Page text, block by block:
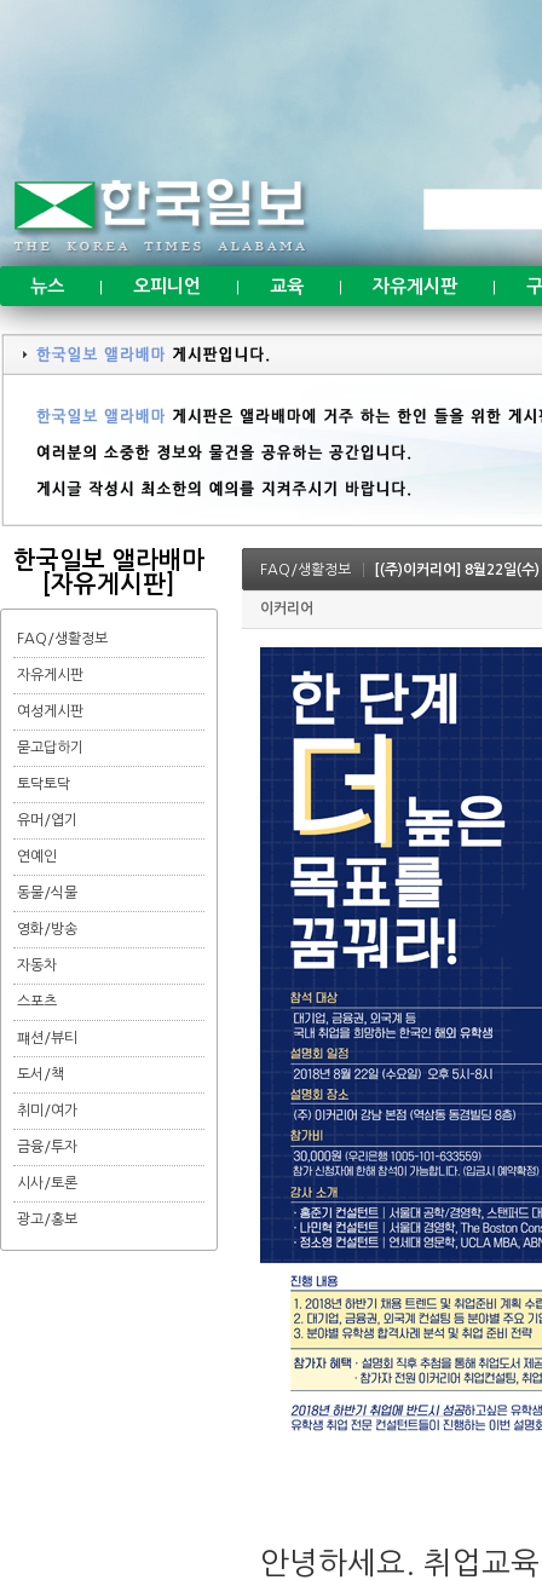
뉴스 오피니언 교육 자유게시판
한국일보 앨라배마
[자유게시판]
FAQ/생활정보
자유게시판
여성게시판
묻고답하기
토닥토닥
유머/엽기
연예인
동물/식물
영화/방송
자동차
스포츠
퍠션/뷰티
도서/책
취미/여가
금융/투자
시사/토론
광고/홍보
FAQ/생활정보 [(주)이커리어] 8월22일(수
이커리어
안녕하세요
취업교